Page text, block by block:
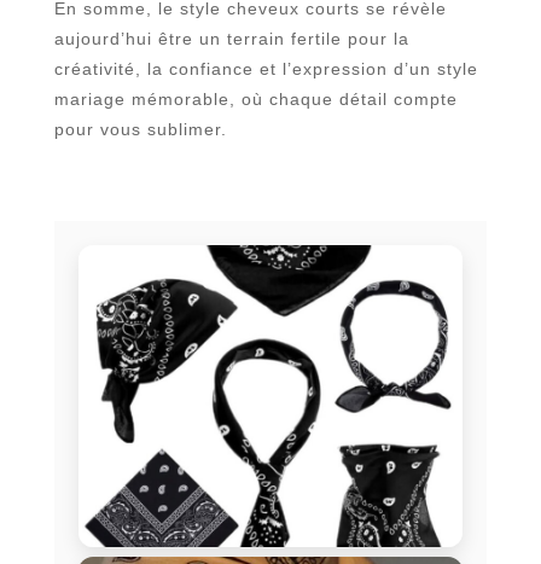
En somme, le style cheveux courts se révèle
aujourd’hui être un terrain fertile pour la
créativité, la confiance et l’expression d’un style
mariage mémorable, où chaque détail compte
pour vous sublimer.